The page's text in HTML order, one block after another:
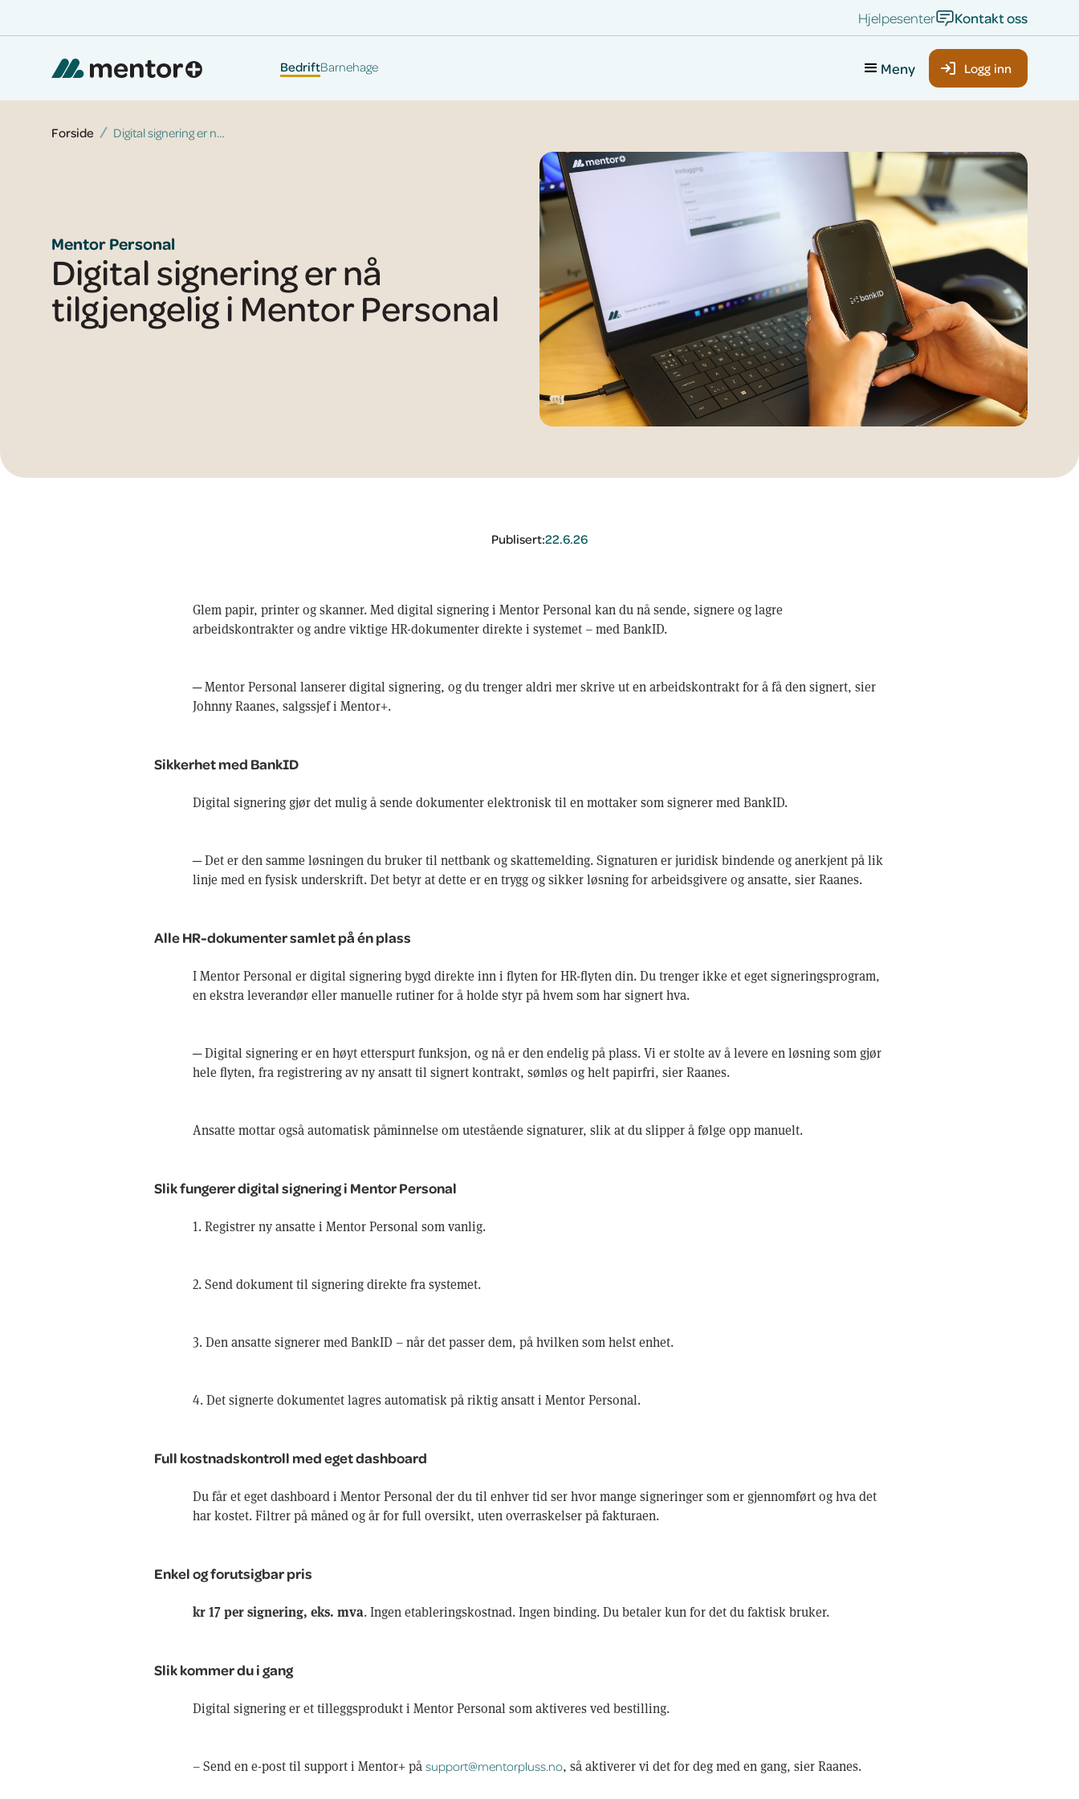
Hjelpesenter Kontakt oss
BedriftBarnehage Meny Logg inn
Forside Digital signering er nå tilgjengelig i Mentor Personal
Mentor Personal
Digital signering er nå
tilgjengelig i Mentor Personal
Publisert:22.6.26
Glem papir, printer og skanner. Med digital signering i Mentor Personal kan du nå sende, signere og lagre
arbeidskontrakter og andre viktige HR-dokumenter direkte i systemet – med BankID.
─ Mentor Personal lanserer digital signering, og du trenger aldri mer skrive ut en arbeidskontrakt for å få den signert, sier
Johnny Raanes, salgssjef i Mentor+.
Sikkerhet med BankID
Digital signering gjør det mulig å sende dokumenter elektronisk til en mottaker som signerer med BankID.
─ Det er den samme løsningen du bruker til nettbank og skattemelding. Signaturen er juridisk bindende og anerkjent på lik
linje med en fysisk underskrift. Det betyr at dette er en trygg og sikker løsning for arbeidsgivere og ansatte, sier Raanes.
Alle HR-dokumenter samlet på én plass
I Mentor Personal er digital signering bygd direkte inn i flyten for HR-flyten din. Du trenger ikke et eget signeringsprogram,
en ekstra leverandør eller manuelle rutiner for å holde styr på hvem som har signert hva.
─ Digital signering er en høyt etterspurt funksjon, og nå er den endelig på plass. Vi er stolte av å levere en løsning som gjør
hele flyten, fra registrering av ny ansatt til signert kontrakt, sømløs og helt papirfri, sier Raanes.
Ansatte mottar også automatisk påminnelse om utestående signaturer, slik at du slipper å følge opp manuelt.
Slik fungerer digital signering i Mentor Personal
1. Registrer ny ansatte i Mentor Personal som vanlig.
2. Send dokument til signering direkte fra systemet.
3. Den ansatte signerer med BankID – når det passer dem, på hvilken som helst enhet.
4. Det signerte dokumentet lagres automatisk på riktig ansatt i Mentor Personal.
Full kostnadskontroll med eget dashboard
Du får et eget dashboard i Mentor Personal der du til enhver tid ser hvor mange signeringer som er gjennomført og hva det
har kostet. Filtrer på måned og år for full oversikt, uten overraskelser på fakturaen.
Enkel og forutsigbar pris
kr 17 per signering, eks. mva. Ingen etableringskostnad. Ingen binding. Du betaler kun for det du faktisk bruker.
Slik kommer du i gang
Digital signering er et tilleggsprodukt i Mentor Personal som aktiveres ved bestilling.
– Send en e-post til support i Mentor+ på support@mentorpluss.no, så aktiverer vi det for deg med en gang, sier Raanes.